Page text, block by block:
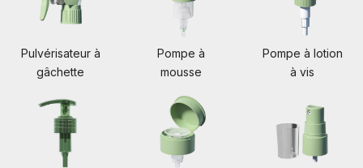
Pulvérisateur à
gâchette
Pompe à
mousse
Pompe à lotion
à vis